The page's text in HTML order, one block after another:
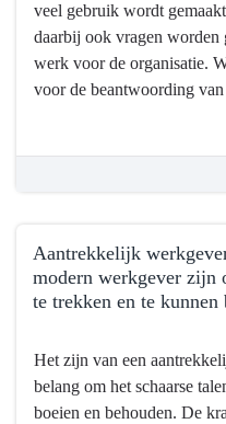
veel gebruik wordt
daarbij ook vragen worden
werk voor de organisatie.
voor de beantwoording
Aantrekkelijk
modern werkgever zijn
te trekken en te kunnen
naar
navigatie
Het zijn van een
belang om het schaarse
boeien en behouden. De